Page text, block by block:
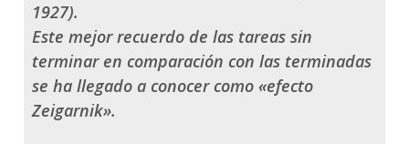
1927).
Este mejor recuerdo de las tareas sin
terminar en comparación con las terminadas
se ha llegado a conocer como «efecto
Zeigarnik».